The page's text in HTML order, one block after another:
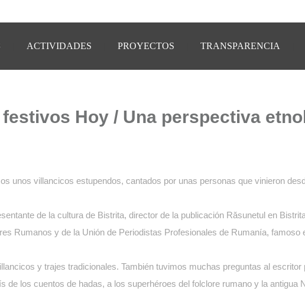
ACTIVIDADES PROYECTOS TRANSPARENCIA
festivos Hoy / Una perspectiva
unos villancicos estupendos, cantados por unas personas que vinieron
de la cultura de Bistrita, director de la publicación Răsunetul en
Rumanos y de la Unión de Periodistas Profesionales de Rumanía, famoso
y trajes tradicionales. También tuvimos muchas preguntas al escritor
de los cuentos de hadas, a los superhéroes del folclore rumano y la antigua